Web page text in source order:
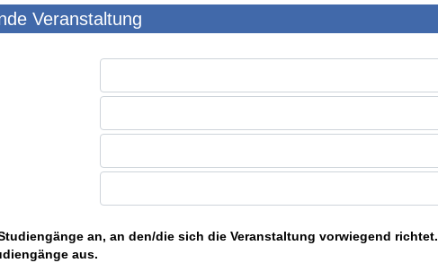
Veranstaltung
an, an den/die sich die Veranstaltung vorwiegend richtet.
aus.